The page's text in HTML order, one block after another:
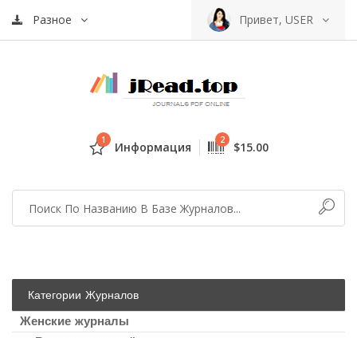
Разное Привет, USER
1 Информация 2 $15.00
Категории Журналов
Женские журналы